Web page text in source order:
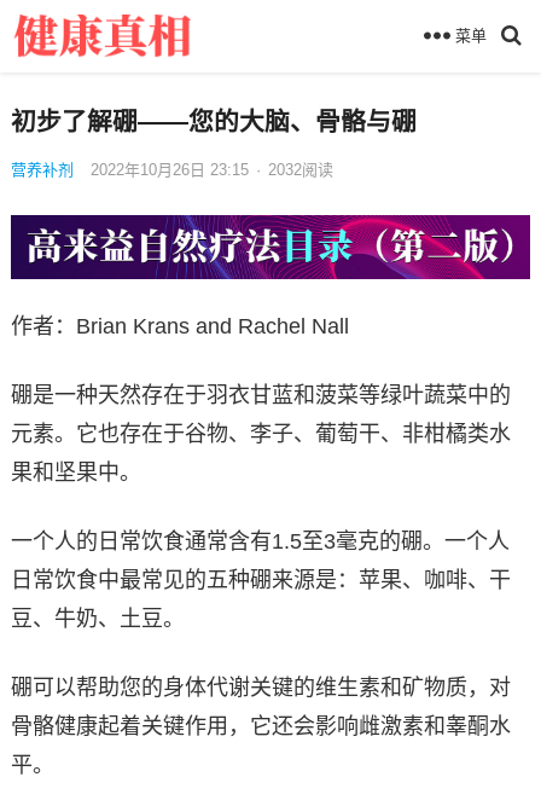
菜单
初步了解硼——您的大脑、骨骼与硼
营养补剂 2022年10月26日 23:15 · 2032阅读
作者：Brian Krans and Rachel Nall
硼是一种天然存在于羽衣甘蓝和菠菜等绿叶蔬菜中的
元素。它也存在于谷物、李子、葡萄干、非柑橘类水
果和坚果中。
一个人的日常饮食通常含有1.5至3毫克的硼。一个人
日常饮食中最常见的五种硼来源是：苹果、咖啡、干
豆、牛奶、土豆。
硼可以帮助您的身体代谢关键的维生素和矿物质，对
骨骼健康起着关键作用，它还会影响雌激素和睾酮水
平。